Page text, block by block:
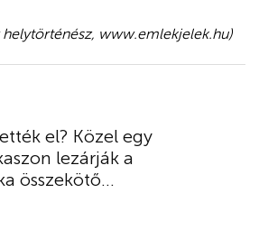
helytörténész, www.emlekjelek.hu)
el? Közel egy
lezárják a
összekötő...